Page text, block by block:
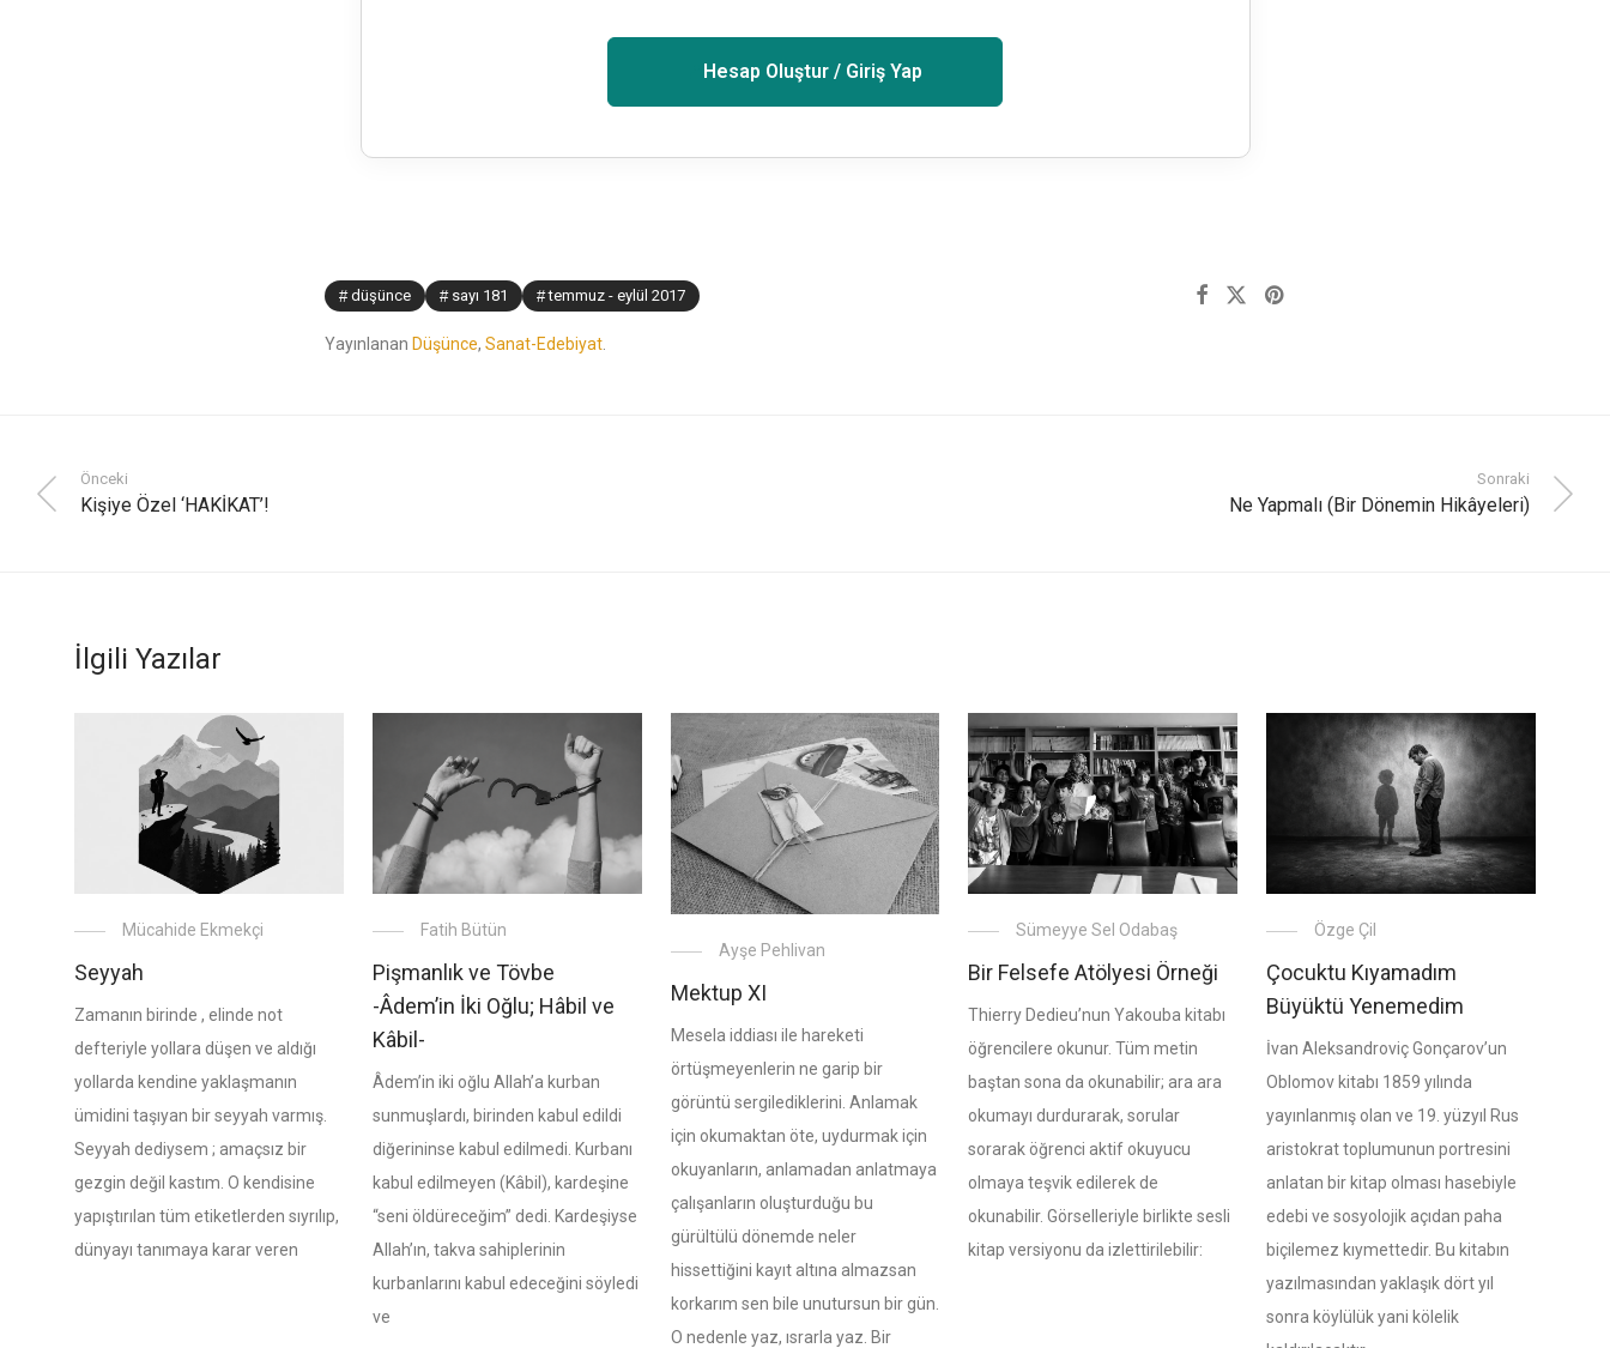
Hesap Oluştur / Giriş Yap
düşünce sayı 181 temmuz - eylül 2017
Yayınlanan Düşünce, Sanat-Edebiyat.
Önceki
Kişiye Özel ‘HAKİKAT’!
Sonraki
Ne Yapmalı (Bir Dönemin Hikâyeleri)
İlgili Yazılar
Mücahide Ekmekçi
Seyyah
Zamanın birinde , elinde not
defteriyle yollara düşen ve aldığı
yollarda kendine yaklaşmanın
ümidini taşıyan bir seyyah varmış.
Seyyah dediysem ; amaçsız bir
gezgin değil kastım. O kendisine
yapıştırılan tüm etiketlerden sıyrılıp,
dünyayı tanımaya karar veren
Fatih Bütün
Pişmanlık ve Tövbe
-Âdem’in İki Oğlu; Hâbil ve
Kâbil-
Âdem’in iki oğlu Allah’a kurban
sunmuşlardı, birinden kabul edildi
diğerininse kabul edilmedi. Kurbanı
kabul edilmeyen (Kâbil), kardeşine
“seni öldüreceğim” dedi. Kardeşiyse
Allah’ın, takva sahiplerinin
kurbanlarını kabul edeceğini söyledi
ve
Ayşe Pehlivan
Mektup XI
Mesela iddiası ile hareketi
örtüşmeyenlerin ne garip bir
görüntü sergilediklerini. Anlamak
için okumaktan öte, uydurmak için
okuyanların, anlamadan anlatmaya
çalışanların oluşturduğu bu
gürültülü dönemde neler
hissettiğini kayıt altına almazsan
korkarım sen bile unutursun bir gün.
O nedenle yaz, ısrarla yaz. Bir
Sümeyye Sel Odabaş
Bir Felsefe Atölyesi Örneği
Thierry Dedieu’nun Yakouba kitabı
öğrencilere okunur. Tüm metin
baştan sona da okunabilir; ara ara
okumayı durdurarak, sorular
sorarak öğrenci aktif okuyucu
olmaya teşvik edilerek de
okunabilir. Görselleriyle birlikte sesli
kitap versiyonu da izlettirilebilir:
Özge Çil
Çocuktu Kıyamadım
Büyüktü Yenemedim
İvan Aleksandroviç Gonçarov’un
Oblomov kitabı 1859 yılında
yayınlanmış olan ve 19. yüzyıl Rus
aristokrat toplumunun portresini
anlatan bir kitap olması hasebiyle
edebi ve sosyolojik açıdan paha
biçilemez kıymettedir. Bu kitabın
yazılmasından yaklaşık dört yıl
sonra köylülük yani kölelik